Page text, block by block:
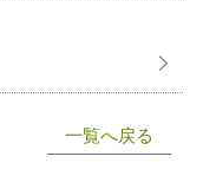
一覧へ戻る